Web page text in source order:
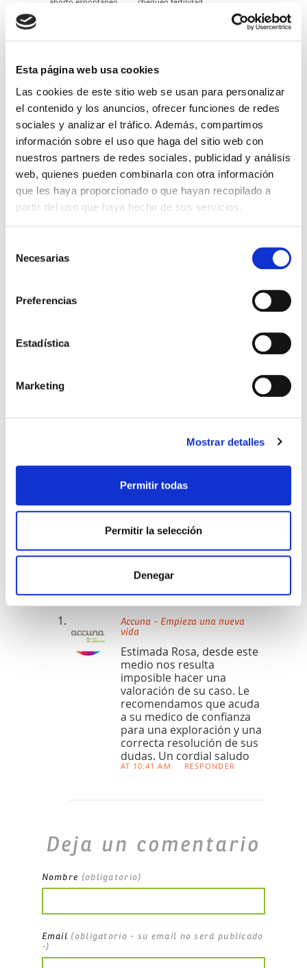
Esta página web usa cookies
Las cookies de este sitio web se usan para personalizar
el contenido y los anuncios, ofrecer funciones de redes
sociales y analizar el tráfico. Además, compartimos
información sobre el uso que haga del sitio web con
nuestros partners de redes sociales, publicidad y análisis
web, quienes pueden combinarla con otra información
que les haya proporcionado o que hayan recopilado a
partir del uso que haya hecho de sus servicios.
Necesarias
Preferencias
Estadística
Marketing
Mostrar detalles
Permitir todas
Permitir la selección
Denegar
4 Comments
Rosana
tuve un aborto y no me cuido
porque no quedo embarazada
resulta imposible hacer una
para una exploración y una
dudas. Un cordial saludo
después de provocar yo un
aborto .. me puedo quedar otra
AT 10:30 PM RESPONDER
Accuna - Empieza una nueva
vida
Estimada Rosa, desde este
medio nos resulta
imposible hacer una
valoración de su caso. Le
recomendamos que acuda
a su medico de confianza
para una exploración y una
correcta resolución de sus
dudas. Un cordial saludo
AT 10:41 AM RESPONDER
Deja un comentario
Nombre (obligatorio)
Email (obligatorio - su email no será publicado
-)